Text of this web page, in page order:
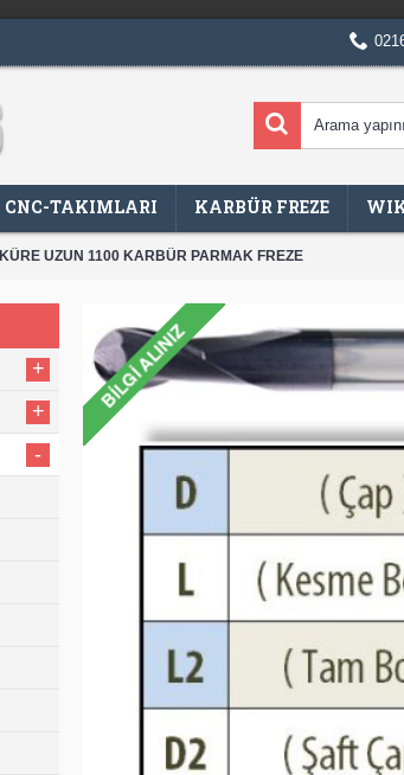
CNC-TAKIMLARI KARBÜR FREZE
KÜRE UZUN 1100 KARBÜR PARMAK FREZE
+
+
-